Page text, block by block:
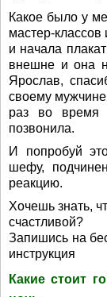
Какое было у
мастер-
и начала
внешне и она
Ярослав,
своему мужчине
раз во время
позвонила.
И попробуй
шефу,
реакцию.
Хочешь знать,
счастливой?
Запишись на
инструкция
Какие стоит